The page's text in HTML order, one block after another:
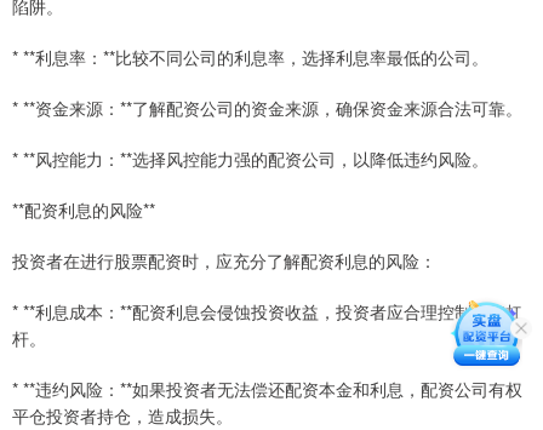
陷阱。
* **利息率：**比较不同公司的利息率，选择利息率最低的公司。
* **资金来源：**了解配资公司的资金来源，确保资金来源合法可靠。
* **风控能力：**选择风控能力强的配资公司，以降低违约风险。
**配资利息的风险**
投资者在进行股票配资时，应充分了解配资利息的风险：
* **利息成本：**配资利息会侵蚀投资收益，投资者应合理控制配资杠
杆。
* **违约风险：**如果投资者无法偿还配资本金和利息，配资公司有权
平仓投资者持仓，造成损失。